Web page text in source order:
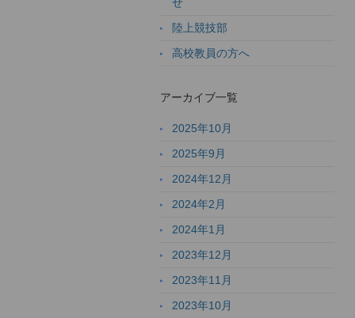
陸上競技部
高校教員の方へ
アーカイブ一覧
2025年10月
2025年9月
2024年12月
2024年2月
2024年1月
2023年12月
2023年11月
2023年10月